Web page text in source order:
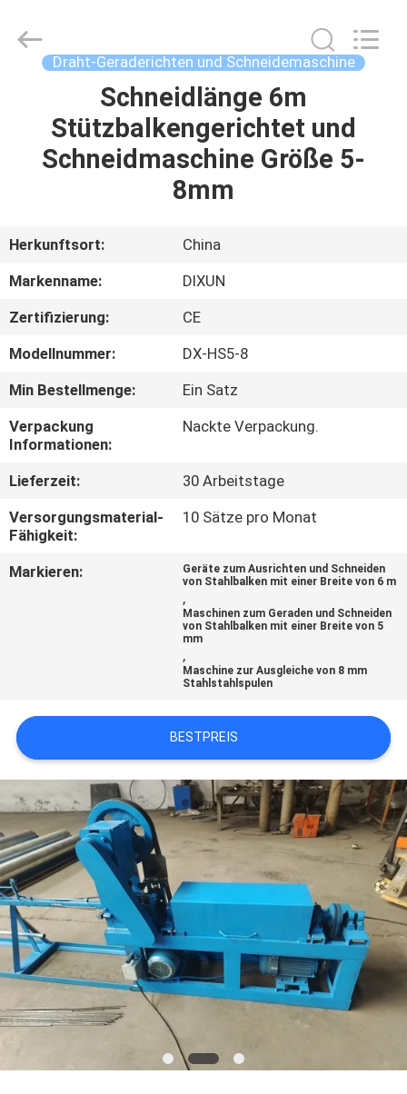
PRODUKTE
SHOW
UNS
FABRIK-
AUSFLUG
QUALITÄTSKONTROLLE
TRETEN
SIE
FORDERN
SIE EIN
ZITAT
SITEMAP
PRIVACY
POLICY
Mesh
Products
Draht-Geraderichten und Schneidemaschine
Schneidlänge 6m
Stützbalkengerichtet und
Schneidmaschine Größe 5-
8mm
Herkunftsort:
China
Markenname:
DIXUN
Zertifizierung:
CE
Modellnummer:
DX-HS5-8
Min Bestellmenge:
Ein Satz
Verpackung
Informationen:
Nackte Verpackung.
Lieferzeit:
30 Arbeitstage
Versorgungsmaterial-
Fähigkeit:
10 Sätze pro Monat
Markieren:
Geräte zum Ausrichten und Schneiden
von Stahlbalken mit einer Breite von 6 m
,
Maschinen zum Geraden und Schneiden
von Stahlbalken mit einer Breite von 5
mm
,
Maschine zur Ausgleiche von 8 mm
Stahlstahlspulen
BESTPREIS